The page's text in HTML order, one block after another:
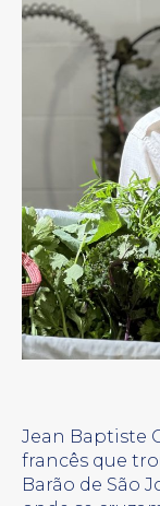
Jean Baptiste
francês que
Barão de São